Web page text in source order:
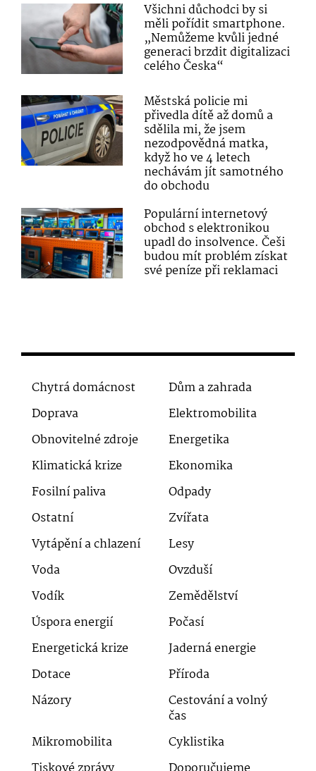
Všichni důchodci by si
měli pořídit smartphone.
„Nemůžeme kvůli jedné
generaci brzdit digitalizaci
celého Česka“
Městská policie mi
přivedla dítě až domů a
sdělila mi, že jsem
nezodpovědná matka,
když ho ve 4 letech
nechávám jít samotného
do obchodu
Populární internetový
obchod s elektronikou
upadl do insolvence. Češi
budou mít problém získat
své peníze při reklamaci
Chytrá domácnost
Dům a zahrada
Doprava
Elektromobilita
Obnovitelné zdroje
Energetika
Klimatická krize
Ekonomika
Fosilní paliva
Odpady
Ostatní
Zvířata
Vytápění a chlazení
Lesy
Voda
Ovzduší
Vodík
Zemědělství
Úspora energií
Počasí
Energetická krize
Jaderná energie
Dotace
Příroda
Názory
Cestování a volný
čas
Mikromobilita
Cyklistika